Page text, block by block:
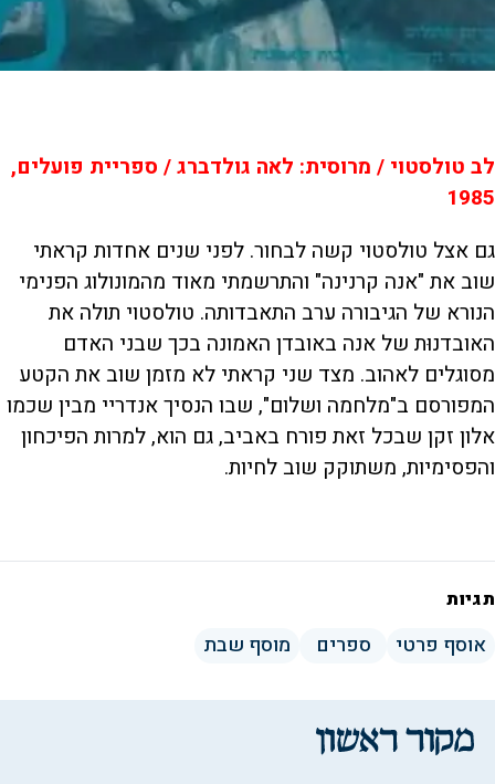
לב טולסטוי / מרוסית: לאה גולדברג / ספריית פועלים,
1985
גם אצל טולסטוי קשה לבחור. לפני שנים אחדות קראתי
שוב את "אנה קרנינה" והתרשמתי מאוד מהמונולוג הפנימי
הנורא של הגיבורה ערב התאבדותה. טולסטוי תולה את
האובדנוּת של אנה באובדן האמונה בכך שבני האדם
מסוגלים לאהוב. מצד שני קראתי לא מזמן שוב את הקטע
המפורסם ב"מלחמה ושלום", שבו הנסיך אנדריי מבין שכמו
אלון זקן שבכל זאת פורח באביב, גם הוא, למרות הפיכחון
והפסימיות, משתוקק שוב לחיות.
תגיות
אוסף פרטי ספרים מוסף שבת